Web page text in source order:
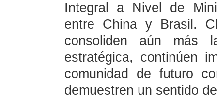
Integral a Nivel de
entre China y Brasil.
consoliden aún más
estratégica, continúen
comunidad de futuro
demuestren un sentido